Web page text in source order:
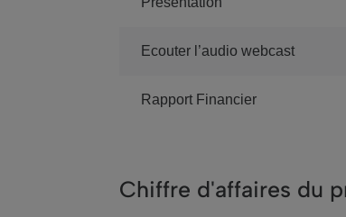
Ecouter l’audio webcast
Rapport Financier
Chiffre d'affaires du